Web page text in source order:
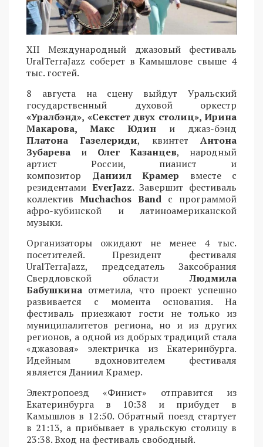
XII Международный джазовый фестиваль
UralTerraJazz соберет в Камышлове свыше 4
тыс. гостей.
8 августа на сцену выйдут Уральский
государственный духовой оркестр
«Уралбэнд», «Секстет двух столиц», Ирина
Макарова, Макс Юдин и джаз-бэнд
Платона Газелериди, квинтетАнтона
Зубарева и Олег Казанцев, народный
артист России, пианист и
композитор Даниил Крамер вместе с
резидентами EverJazz. Завершит фестиваль
коллектив Muchachos Band с программой
афро-кубинской и латиноамериканской
музыки.
Организаторы ожидают не менее 4 тыс.
посетителей. Президент фестиваля
UralTerraJazz, председатель Заксобрания
Свердловской областиЛюдмила
Бабушкина отметила, что проект успешно
развивается с момента основания. На
фестиваль приезжают гости не только из
муниципалитетов региона, но и из других
регионов, а одной из добрых традиций стала
«джазовая» электричка из Екатеринбурга.
Идейным вдохновителем фестиваля
является Даниил Крамер.
Электропоезд «Финист» отправится из
Екатеринбурга в 10:38 и прибудет в
Камышлов в 12:50. Обратный поезд стартует
в 21:13, а прибывает в уральскую столицу в
23:38. Вход на фестиваль свободный.